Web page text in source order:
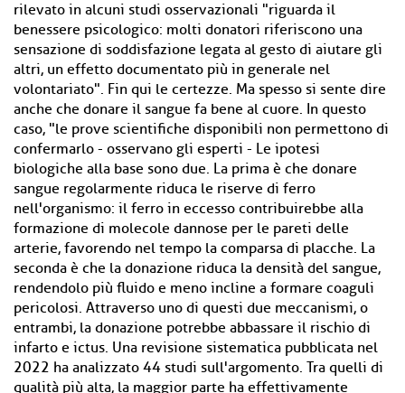
rilevato in alcuni studi osservazionali "riguarda il
benessere psicologico: molti donatori riferiscono una
sensazione di soddisfazione legata al gesto di aiutare gli
altri, un effetto documentato più in generale nel
volontariato". Fin qui le certezze. Ma spesso si sente dire
anche che donare il sangue fa bene al cuore. In questo
caso, "le prove scientifiche disponibili non permettono di
confermarlo - osservano gli esperti - Le ipotesi
biologiche alla base sono due. La prima è che donare
sangue regolarmente riduca le riserve di ferro
nell'organismo: il ferro in eccesso contribuirebbe alla
formazione di molecole dannose per le pareti delle
arterie, favorendo nel tempo la comparsa di placche. La
seconda è che la donazione riduca la densità del sangue,
rendendolo più fluido e meno incline a formare coaguli
pericolosi. Attraverso uno di questi due meccanismi, o
entrambi, la donazione potrebbe abbassare il rischio di
infarto e ictus. Una revisione sistematica pubblicata nel
2022 ha analizzato 44 studi sull'argomento. Tra quelli di
qualità più alta, la maggior parte ha effettivamente